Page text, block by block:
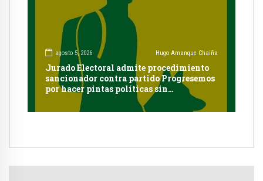
agosto 5, 2026 Hugo Amanque Chaiña
Jurado Electoral admite procedimiento
sancionador contra partido Progresemos
por hacer pintas políticas sin
autorización en Cayma